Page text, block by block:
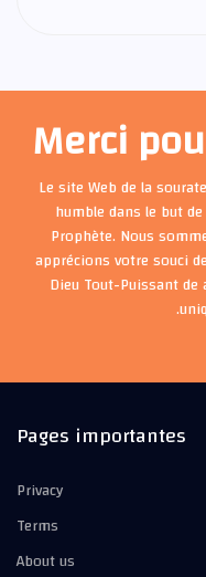
Merci
Le site Web de la
humble dans le but
Prophète. Nous
apprécions votre souci
Dieu Tout-Puissant
Pages importantes
Privacy
Terms
About us